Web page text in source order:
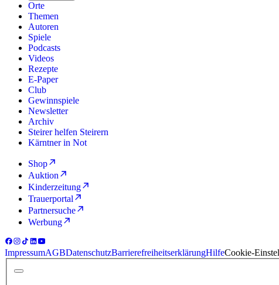
Orte
Themen
Autoren
Spiele
Podcasts
Videos
Rezepte
E-Paper
Club
Gewinnspiele
Newsletter
Archiv
Steirer helfen Steirern
Kärntner in Not
Shop
Auktion
Kinderzeitung
Trauerportal
Partnersuche
Werbung
ImpressumAGBDatenschutzBarrierefreiheitserklärungHilfeCookie-